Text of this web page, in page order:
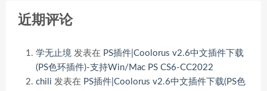
近期评论
学无止境 发表在 PS插件|Coolorus v2.6中文插件下载
(PS色环插件)-支持Win/Mac PS CS6-CC2022
chili 发表在 PS插件|Coolorus v2.6中文插件下载(PS色